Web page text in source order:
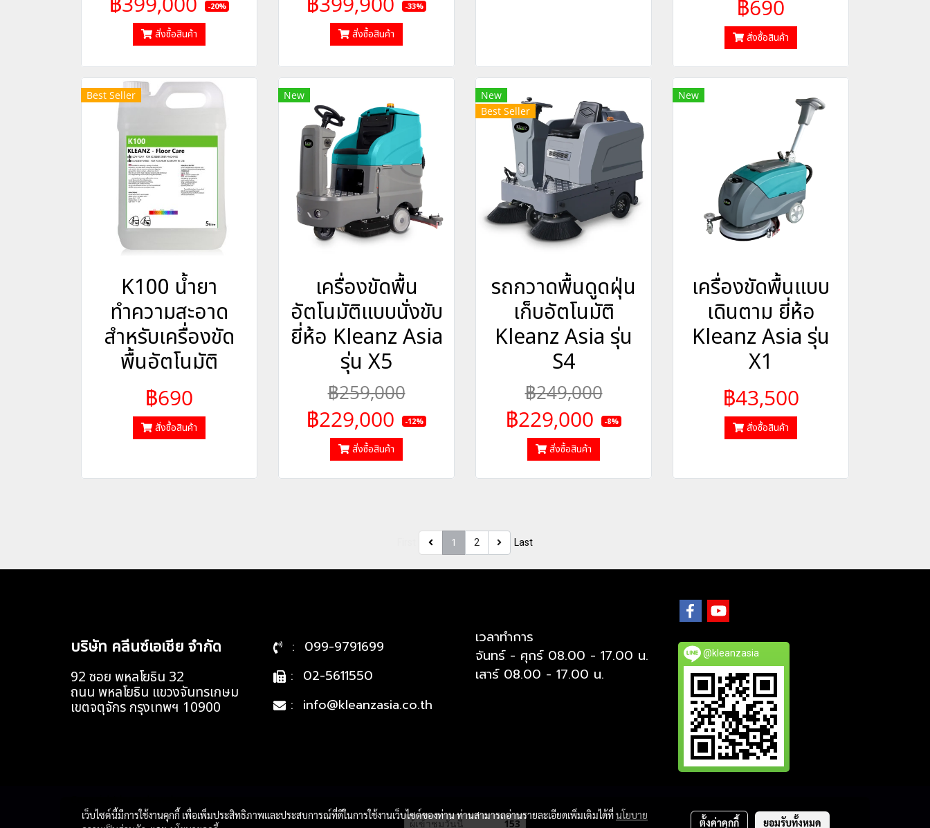
-20%
สั่งซื้อสินค้า
-33%
สั่งซื้อสินค้า
฿690
สั่งซื้อสินค้า
Best Seller
K100 น้ำยา
ทำความสะอาด
สำหรับเครื่องขัด
พื้นอัตโนมัติ
฿690
สั่งซื้อสินค้า
New
เครื่องขัดพื้น
อัตโนมัติแบบนั่งขับ
ยี่ห้อ Kleanz Asia
รุ่น X5
฿259,000
฿229,000 -12%
สั่งซื้อสินค้า
New
Best Seller
รถกวาดพื้นดูดฝุ่น
เก็บอัตโนมัติ
Kleanz Asia รุ่น
S4
฿249,000
฿229,000 -8%
สั่งซื้อสินค้า
New
เครื่องขัดพื้นแบบ
เดินตาม ยี่ห้อ
Kleanz Asia รุ่น
X1
฿43,500
สั่งซื้อสินค้า
1 2 Last
บริษัท คลีนซ์เอเชีย จำกัด
92 ซอย พหลโยธิน 32
ถนน พหลโยธิน แขวงจันทรเกษม
เขตจตุจักร กรุงเทพฯ 10900
: 099-9791699
: 02-5611550
: info@kleanzasia.co.th
เวลาทำการ
จันทร์ - ศุกร์ 08.00 - 17.00 น.
เสาร์ 08.00 - 17.00 น.
@kleanzasia
ผู้เข้าชมวันนี้ 153
เว็บไซต์นี้มีการใช้งานคุกกี้ เพื่อเพิ่มประสิทธิภาพและประสบการณ์ที่ดีในการใช้งานเว็บไซต์ของท่าน ท่านสามารถอ่านรายละเอียดเพิ่มเติมได้ที่นโยบาย
ตั้งค่าคุกกี้ ยอมรับทั้งหมด